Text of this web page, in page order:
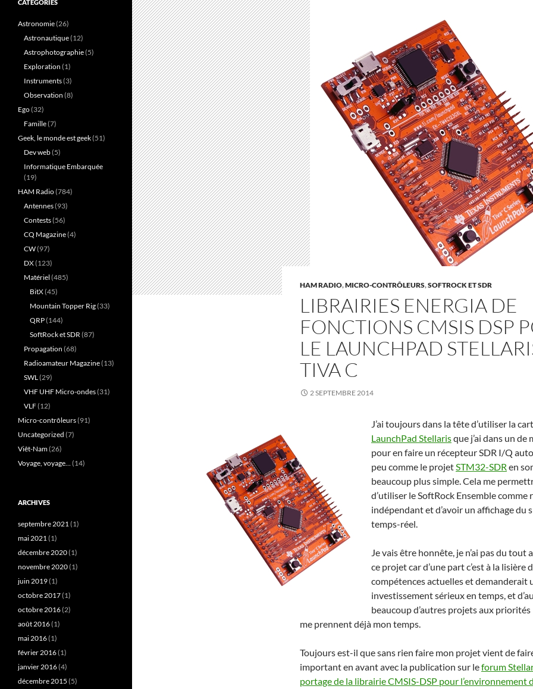
HAM RADIO,MICRO-CONTRÔLEURS,SOFTROCK ET SDR
LIBRAIRIES ENERGIA DE
FONCTIONS CMSIS DSP
LE LAUNCHPAD
TIVA C
2 SEPTEMBRE 2014
J’ai toujours dans la tête d’utiliser la
LaunchPad Stellarisque j’ai dans un de
pour en faire un récepteur SDR I/Q
peu comme le projetSTM32-SDR en
beaucoup plus simple. Cela me
d’utiliser le SoftRock Ensemble comme
indépendant et d’avoir un affichage du
temps-réel.
Je vais être honnête, je n’ai pas du tout
ce projet car d’une part c’est à la lisière
compétences actuelles et demanderait
investissement sérieux en temps, et
beaucoup d’autres projets aux priorités
me prennent déjà mon temps.
Toujours est-il que sans rien faire mon projet vient de
important en avant avec la publication sur leforum
portage de la librairie CMSIS-DSP pour l’environnement
CATÉGORIES
Astronomie(26)
Astronautique(12)
Astrophotographie(5)
Exploration (1)
Instruments(3)
Observation (8)
Ego(32)
Famille(7)
Geek, le monde est geek(51)
Dev web(5)
Informatique Embarquée
(19)
HAM Radio(784)
Antennes(93)
Contests(56)
CQ Magazine(4)
CW(97)
DX(123)
Matériel (485)
BitX(45)
Mountain Topper Rig(33)
QRP(144)
SoftRock et SDR(87)
Propagation (68)
Radioamateur Magazine(13)
SWL(29)
VHF UHF Micro-ondes(31)
VLF(12)
Micro-contrôleurs(91)
Uncategorized (7)
Viêt-Nam(26)
Voyage, voyage…(14)
ARCHIVES
septembre 2021(1)
mai 2021(1)
décembre 2020(1)
novembre 2020(1)
juin 2019(1)
octobre 2017(1)
octobre 2016(2)
août 2016(1)
mai 2016(1)
février 2016(1)
janvier 2016(4)
décembre 2015 (5)